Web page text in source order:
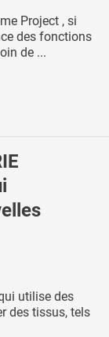
Project , si
des fonctions
de ...
utilise des
des tissus, tels